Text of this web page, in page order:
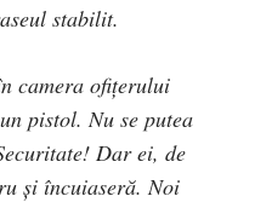
stabilit.
camera ofiţerului
pistol. Nu se putea
Dar ei, de
şi încuiaseră. Noi